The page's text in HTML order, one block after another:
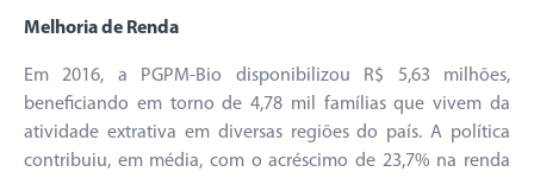
Melhoria de Renda
Em 2016, a PGPM-Bio disponibilizou R$ 5,63 milhões,
beneficiando em torno de 4,78 mil famílias que vivem da
atividade extrativa em diversas regiões do país. A política
contribuiu, em média, com o acréscimo de 23,7% na renda